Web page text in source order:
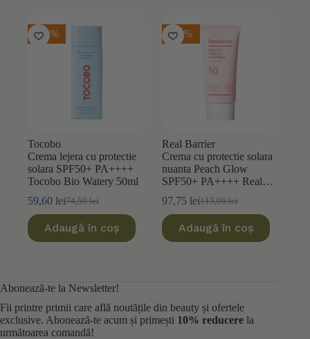
-20%
Tocobo
Crema lejera cu protectie
solara SPF50+ PA++++
Tocobo Bio Watery 50ml
74,50lei
Prețul
a
fost:
59,60 leiPrețul
este:
59,60 lei.
Adaugă în coș
-15%
Real Barrier
Crema cu protectie solara
nuanta Peach Glow
SPF50+ PA++++ Real
Barrier Peach Fit Tone-up
50ml
115,00lei
Prețul
a
fost:
97,75 leiPrețul
este:
97,75 lei.
Adaugă în coș
Abonează-te la Newsletter!
Fii printre primii care află noutățile din beauty și ofertele
exclusive. Abonează-te acum și primești 10% reducere la
următoarea comandă!